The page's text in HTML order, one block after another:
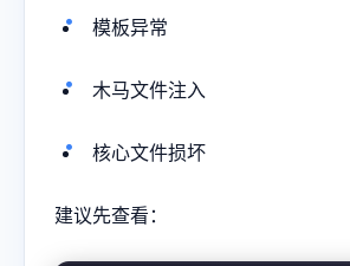
模板异常
木马文件注入
核心文件损坏
建议先查看：